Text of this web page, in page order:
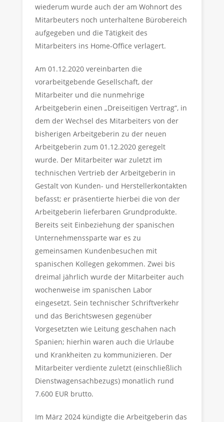
wiederum wurde auch der am Wohnort des
Mitarbeuters noch unterhaltene Bürobereich
aufgegeben und die Tätigkeit des
Mitarbeiters ins Home-Office verlagert.
Am 01.12.2020 vereinbarten die
vorarbeitgebende Gesellschaft, der
Mitarbeiter und die nunmehrige
Arbeitgeberin einen „Dreiseitigen Vertrag“, in
dem der Wechsel des Mitarbeiters von der
bisherigen Arbeitgeberin zu der neuen
Arbeitgeberin zum 01.12.2020 geregelt
wurde. Der Mitarbeiter war zuletzt im
technischen Vertrieb der Arbeitgeberin in
Gestalt von Kunden- und Herstellerkontakten
befasst; er präsentierte hierbei die von der
Arbeitgeberin lieferbaren Grundprodukte.
Bereits seit Einbeziehung der spanischen
Unternehmenssparte war es zu
gemeinsamen Kundenbesuchen mit
spanischen Kollegen gekommen. Zwei bis
dreimal jährlich wurde der Mitarbeiter auch
wochenweise im spanischen Labor
eingesetzt. Sein technischer Schriftverkehr
und das Berichtswesen gegenüber
Vorgesetzten wie Leitung geschahen nach
Spanien; hierhin waren auch die Urlaube
und Krankheiten zu kommunizieren. Der
Mitarbeiter verdiente zuletzt (einschließlich
Dienstwagensachbezugs) monatlich rund
7.600 EUR brutto.
Im März 2024 kündigte die Arbeitgeberin das